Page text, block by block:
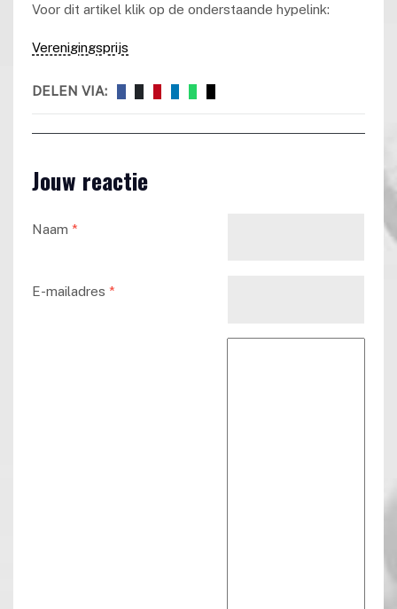
Voor dit artikel klik op de onderstaande hypelink:
Verenigingsprijs
DELEN VIA:
Jouw reactie
Naam *
E-mailadres *